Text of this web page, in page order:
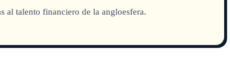
al talento financiero de la angloesfera.